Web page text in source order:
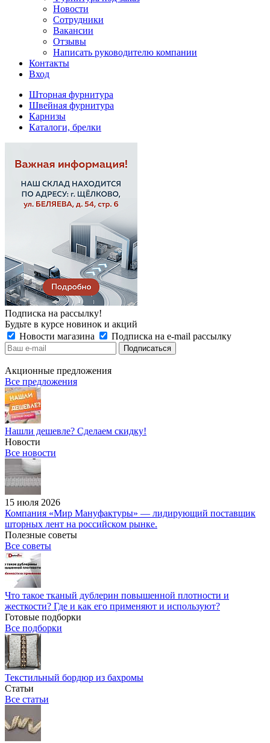
Новости
Сотрудники
Вакансии
Отзывы
Написать руководителю компании
Контакты
Вход
Шторная фурнитура
Швейная фурнитура
Карнизы
Каталоги, брелки
Подписка на рассылку!
Будьте в курсе новинок и акций
Новости магазина
Подписка на e-mail рассылку
Акционные предложения
Все предложения
Нашли дешевле? Сделаем скидку!
Новости
Все новости
15 июля 2026
Компания «Мир Мануфактуры» — лидирующий поставщик
шторных лент на российском рынке.
Полезные советы
Все советы
Что такое тканый дублерин повышенной плотности и
жесткости? Где и как его применяют и используют?
Готовые подборки
Все подборки
Текстильный бордюр из бахромы
Статьи
Все статьи